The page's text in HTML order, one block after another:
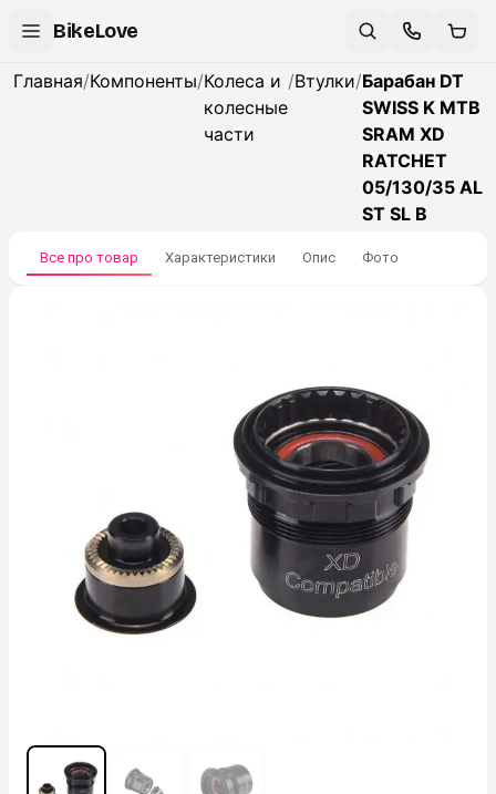
BikeLove
Главная/Компоненты/Колеса и
колесные
части
/Втулки/Барабан DT
SWISS K MTB
SRAM XD
RATCHET
05/130/35 AL
ST SL B
Все про товар Характеристики Опис Фото